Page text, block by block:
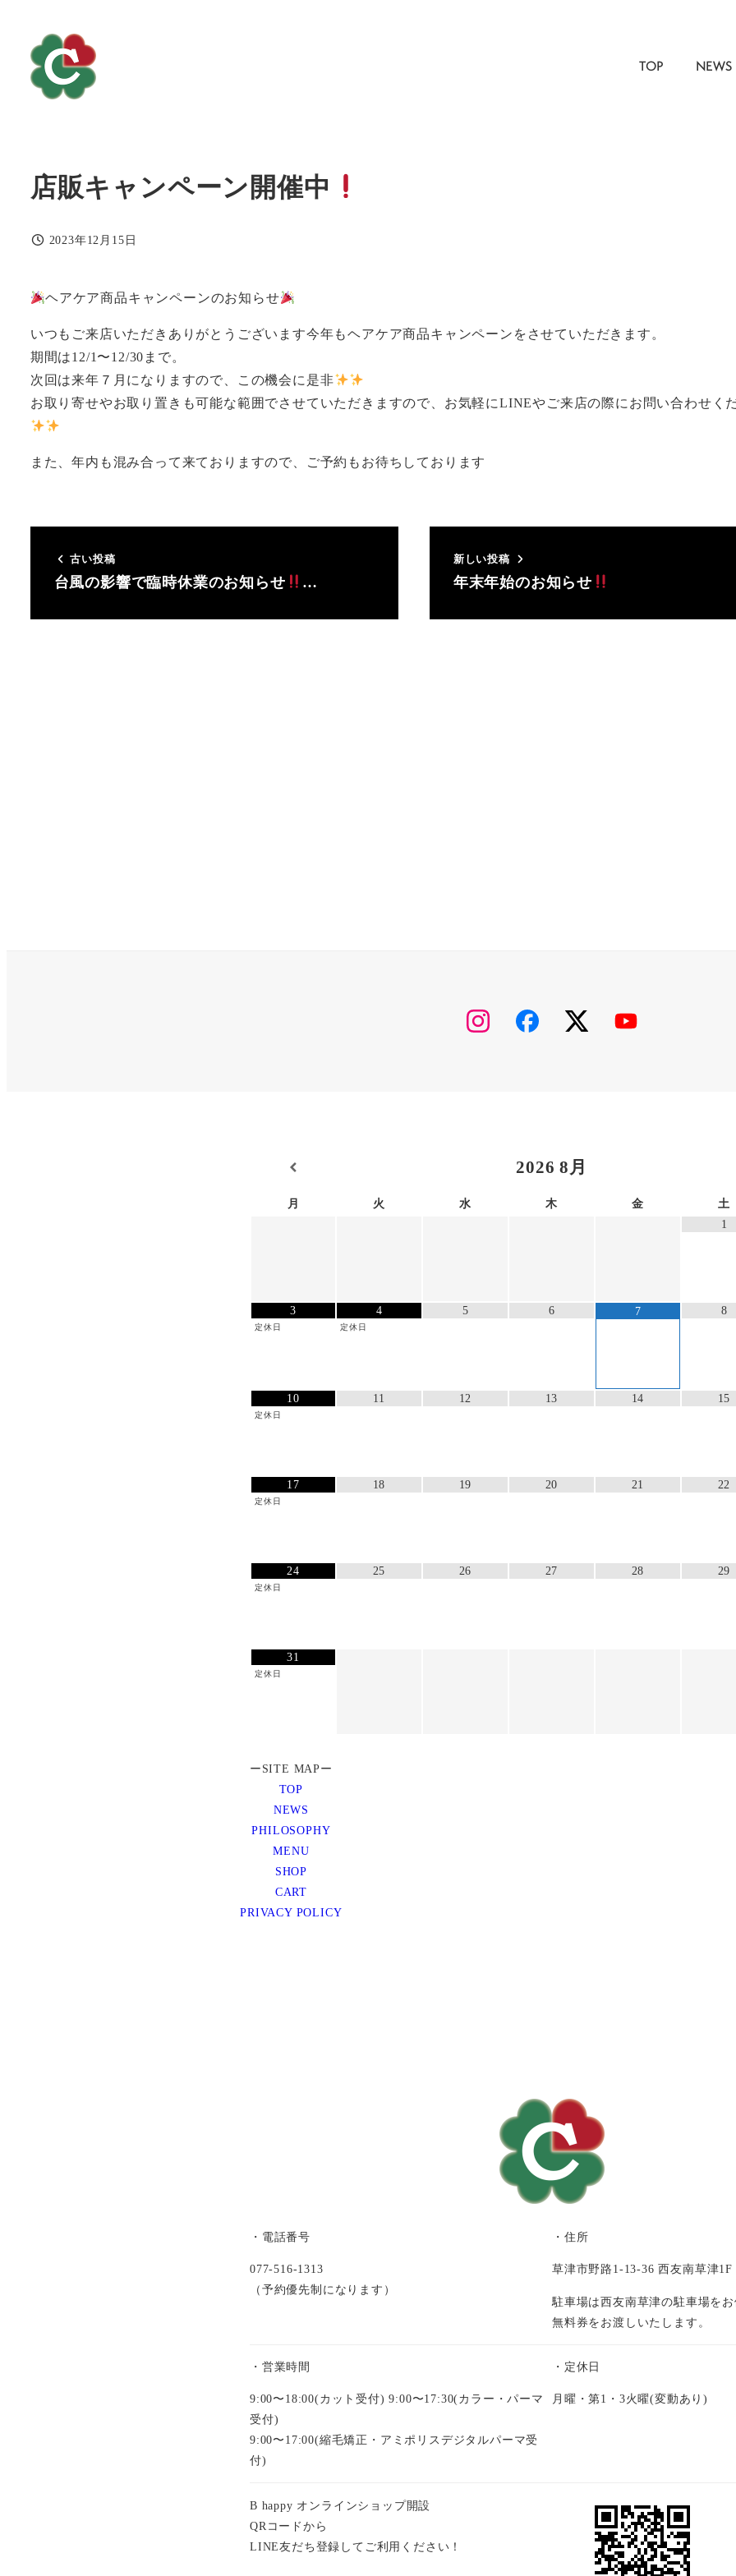
TOP NEWS
店販キャンペーン開催中
投稿日
2023年12月15日
ヘアケア商品キャンペーンのお知らせ
いつもご来店いただきありがとうございます今年もヘアケア商品キャンペーンをさせていただきます。
期間は12/1〜12/30まで。
次回は来年７月になりますので、この機会に是非
お取り寄せやお取り置きも可能な範囲でさせていただきますので、お気軽にLINEやご来店の際にお問い合わせく
また、年内も混み合って来ておりますので、ご予約もお待ちしております
古い投稿
台風の影響で臨時休業のお知らせ …
新しい投稿
年末年始のお知らせ
2026 8月
月 火 水 木 金 土
1
3
定休日
4
定休日
5 6 7 8
10
定休日
11 12 13 14 15
17
定休日
18 19 20 21 22
24
定休日
25 26 27 28 29
31
定休日
ーSITE MAPー
TOP
NEWS
PHILOSOPHY
MENU
SHOP
CART
PRIVACY POLICY
・電話番号
077-516-1313
（予約優先制になります）
・住所
草津市野路1-13-36 西友南草津1F
駐車場は西友南草津の駐車場を
無料券をお渡しいたします。
・営業時間
9:00〜18:00(カット受付) 9:00〜17:30(カラー・パーマ
受付)
9:00〜17:00(縮毛矯正・アミポリスデジタルパーマ受
付)
・定休日
月曜・第1・3火曜(変動あり)
B happy オンラインショップ開設
QRコードから
LINE友だち登録してご利用ください！